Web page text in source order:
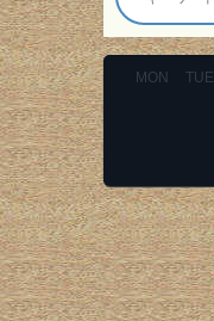
MON TUE